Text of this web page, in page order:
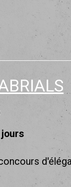
jours